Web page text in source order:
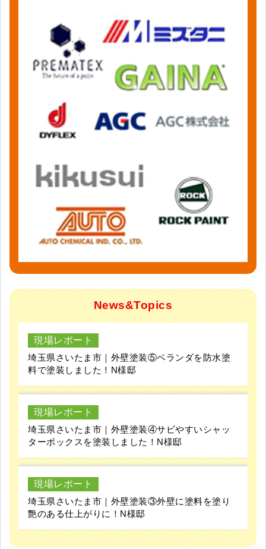
News&Topics
現場レポート
埼玉県さいたま市｜外壁塗装⑤ベランダを防水塗
料で塗装しました！N様邸
現場レポート
埼玉県さいたま市｜外壁塗装④サビやすいシャッ
ターボックスを塗装しました！N様邸
現場レポート
埼玉県さいたま市｜外壁塗装③外壁に塗料を塗り
艶のある仕上がりに！N様邸